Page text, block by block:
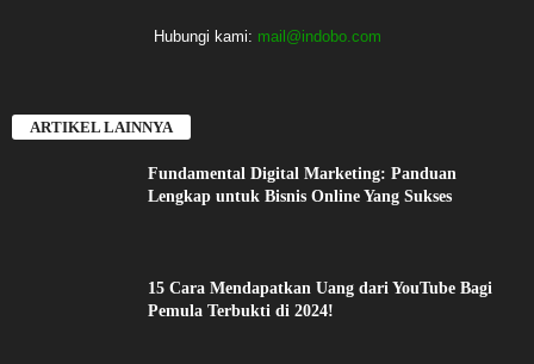
Hubungi kami: mail@indobo.com
ARTIKEL LAINNYA
Fundamental Digital Marketing: Panduan
Lengkap untuk Bisnis Online Yang Sukses
15 Cara Mendapatkan Uang dari YouTube Bagi
Pemula Terbukti di 2024!